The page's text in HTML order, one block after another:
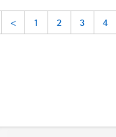
< 1 2 3 4